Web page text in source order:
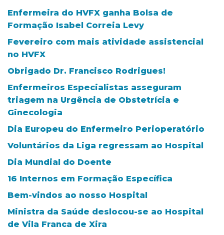
Enfermeira do HVFX ganha Bolsa de
Formação Isabel Correia Levy
Fevereiro com mais atividade assistencial
no HVFX
Obrigado Dr. Francisco Rodrigues!
Enfermeiros Especialistas asseguram
triagem na Urgência de Obstetrícia e
Ginecologia
Dia Europeu do Enfermeiro Perioperatório
Voluntários da Liga regressam ao Hospital
Dia Mundial do Doente
16 Internos em Formação Específica
Bem-vindos ao nosso Hospital
Ministra da Saúde deslocou-se ao Hospital
de Vila Franca de Xira